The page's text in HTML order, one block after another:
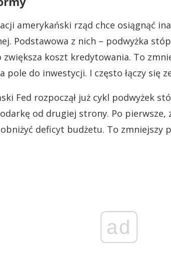
amerykański rząd chce osiągnąć
Podstawowa z nich – podwyżka
koszt kredytowania. To
pole do inwestycji. I często łączy się
Fed rozpoczął już cykl podwyżek
od drugiej strony. Po pierwsze,
deficyt budżetu. To zmniejszy
ad